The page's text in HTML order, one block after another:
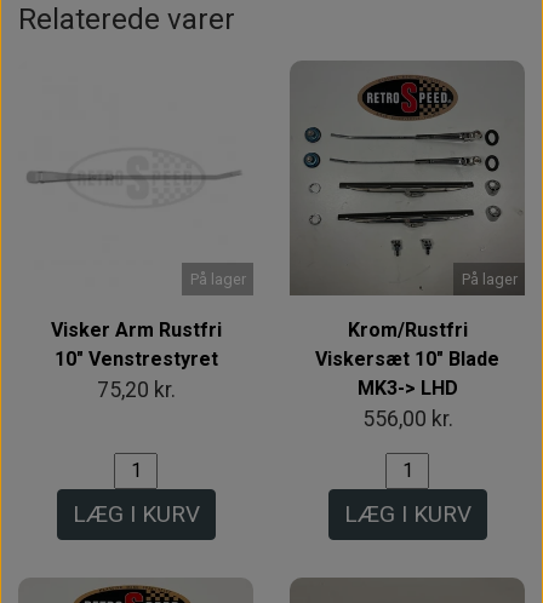
Relaterede varer
På lager
Visker Arm Rustfri
10" Venstrestyret
75,20 kr.
LÆG I KURV
På lager
Krom/Rustfri
Viskersæt 10" Blade
MK3-> LHD
556,00 kr.
LÆG I KURV